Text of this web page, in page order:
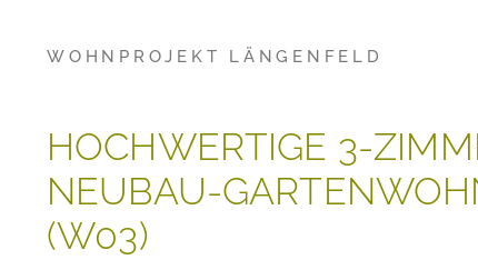
WOHNPROJEKT LÄNGENFELD
HOCHWERTIGE 3-
NEUBAU-
(W03)